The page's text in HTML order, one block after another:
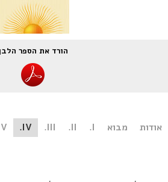
הורד את הספר הלבן
מבוא I.
II.
III.
IV.
V.